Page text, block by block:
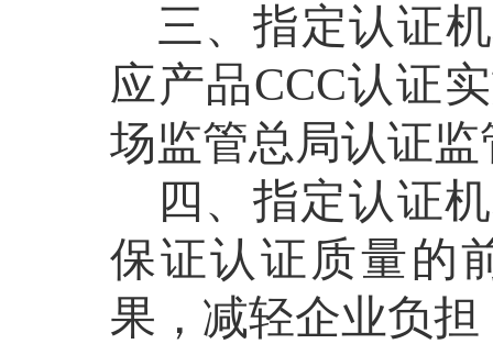
三、 指定认证
应产品CCC认证
场监管总局认证监
四、指定认证
保证认证质量的
果，减轻企业负